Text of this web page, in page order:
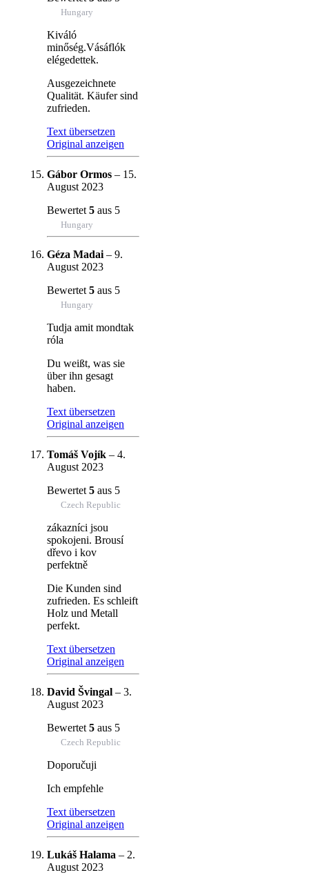
Hungary
Kiváló
minőség.Vásáflók
elégedettek.
Ausgezeichnete
Qualität. Käufer sind
zufrieden.
Text übersetzen
Original anzeigen
Gábor Ormos – 15.
August 2023
Bewertet 5 aus 5
Hungary
Géza Madai – 9.
August 2023
Bewertet 5 aus 5
Hungary
Tudja amit mondtak
róla
Du weißt, was sie
über ihn gesagt
haben.
Text übersetzen
Original anzeigen
Tomáš Vojík – 4.
August 2023
Bewertet 5 aus 5
Czech Republic
zákazníci jsou
spokojeni. Brousí
dřevo i kov
perfektně
Die Kunden sind
zufrieden. Es schleift
Holz und Metall
perfekt.
Text übersetzen
Original anzeigen
David Švingal – 3.
August 2023
Bewertet 5 aus 5
Czech Republic
Doporučuji
Ich empfehle
Text übersetzen
Original anzeigen
Lukáš Halama – 2.
August 2023